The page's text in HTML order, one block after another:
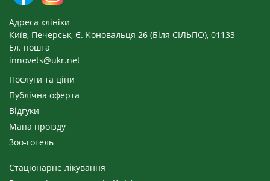
Адреса клініки
Київ, Печерськ, Є. Коновальця 26 (Біля СІЛЬПО), 01133
Ел. пошта
innovets@ukr.net
Послуги та ціни
Публічна оферта
Відгуки
Мапа проїзду
Зоо-готель
Стаціонарне лікування